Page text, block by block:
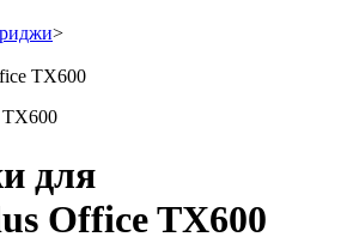
>
TX600
для
Office TX600